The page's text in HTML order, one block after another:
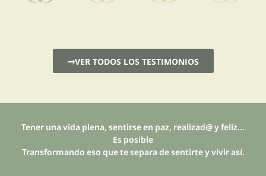
VER TODOS LOS TESTIMONIOS
Tener una vida plena, sentirse en paz, realizad@ y feliz...
Es posible
Transformando eso que te separa de sentirte y vivir así.